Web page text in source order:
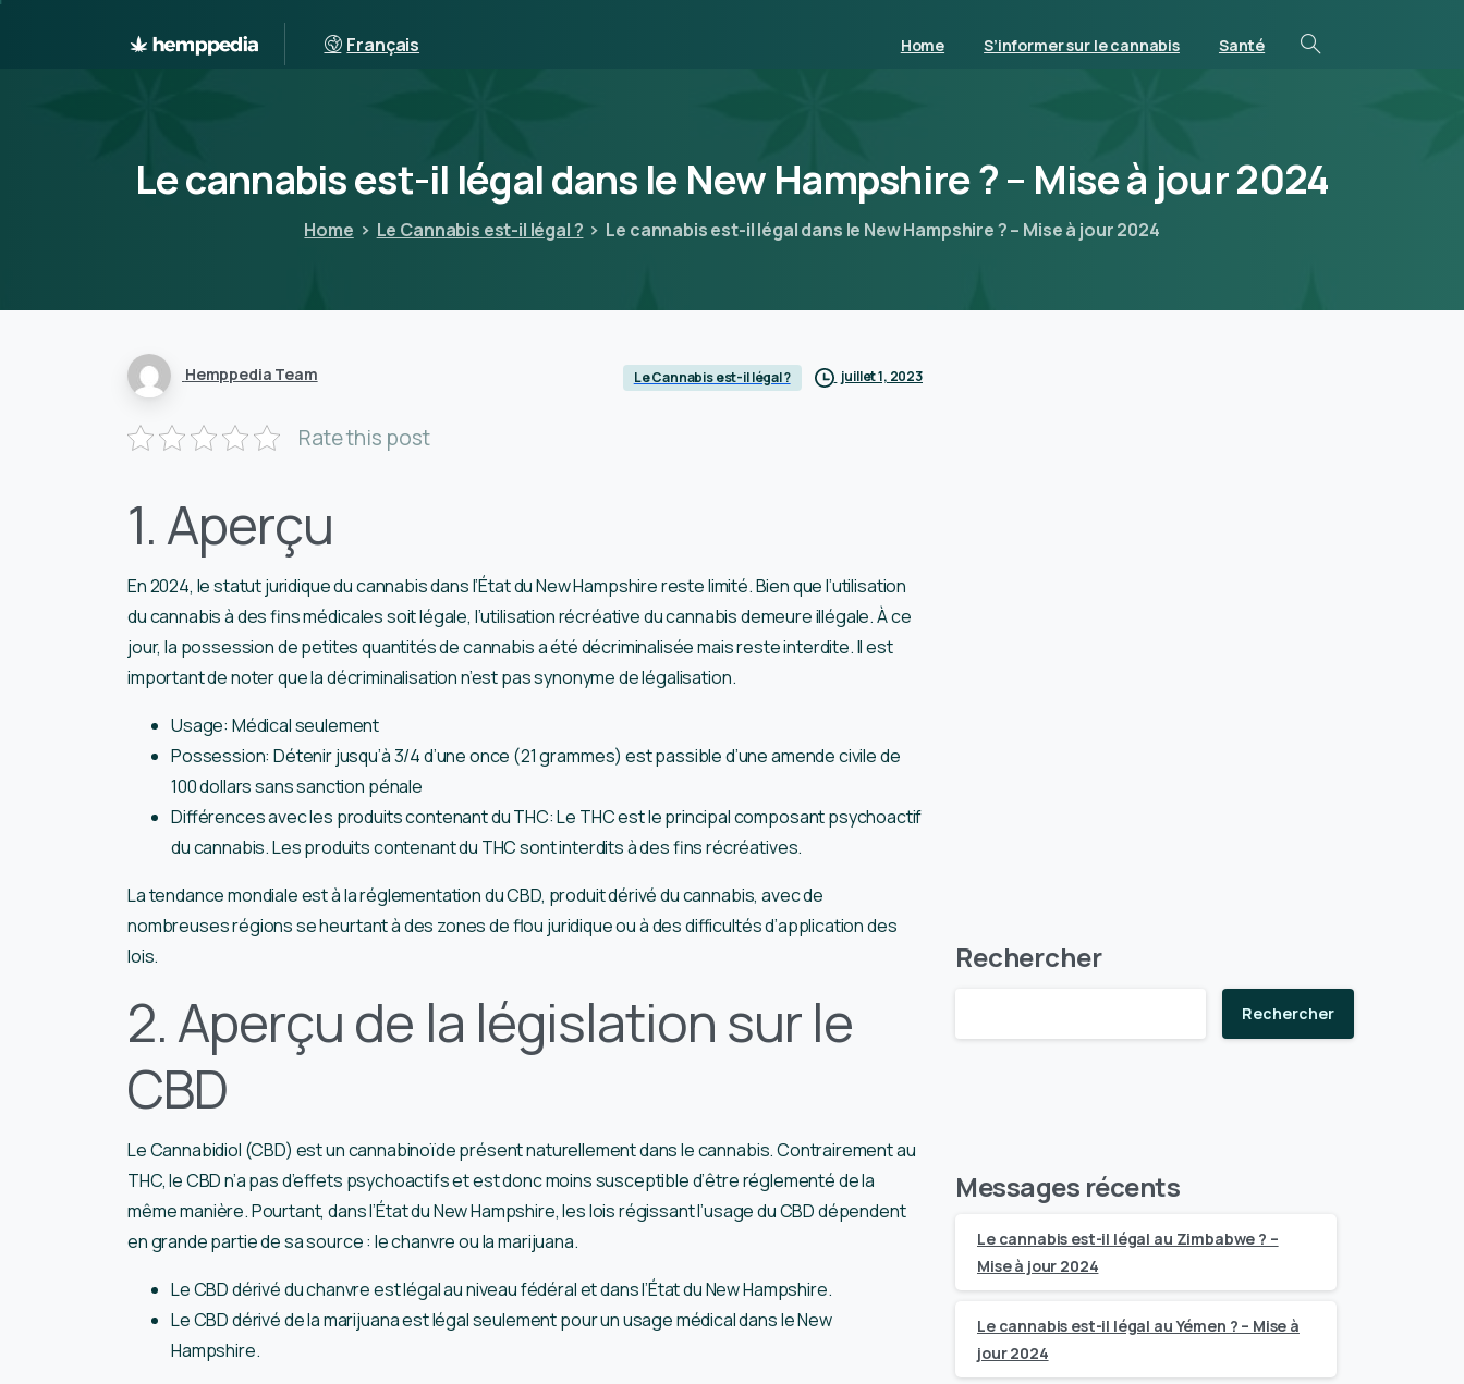
Français Home S’informer sur le cannabis Santé
Lecannabisest-il légaldans le New Hampshire?– Miseà jour2024
Home Le Cannabis est-il légal ? Le cannabis est-il légal dans le New Hampshire ? – Mise à jour 2024
Hemppedia Team Le Cannabis est-il légal ? juillet 1, 2023
Rate this post
1. Aperçu
En 2024, le statut juridique du cannabis dans l’État du New Hampshire reste limité. Bien que l’utilisation
du cannabis à des fins médicales soit légale, l’utilisation récréative du cannabis demeure illégale. À ce
jour, la possession de petites quantités de cannabis a été décriminalisée mais reste interdite. Il est
important de noter que la décriminalisation n’est pas synonyme de légalisation.
Usage: Médical seulement
Possession: Détenir jusqu’à 3/4 d’une once (21 grammes) est passible d’une amende civile de
100 dollars sans sanction pénale
Différences avec les produits contenant du THC: Le THC est le principal composant psychoactif
du cannabis. Les produits contenant du THC sont interdits à des fins récréatives.
La tendance mondiale est à la réglementation du CBD, produit dérivé du cannabis, avec de
nombreuses régions se heurtant à des zones de flou juridique ou à des difficultés d’application des
lois.
2. Aperçu de la législation sur le
CBD
Le Cannabidiol (CBD) est un cannabinoïde présent naturellement dans le cannabis. Contrairement au
THC, le CBD n’a pas d’effets psychoactifs et est donc moins susceptible d’être réglementé de la
même manière. Pourtant, dans l’État du New Hampshire, les lois régissant l’usage du CBD dépendent
en grande partie de sa source : le chanvre ou la marijuana.
Le CBD dérivé du chanvre est légal au niveau fédéral et dans l’État du New Hampshire.
Le CBD dérivé de la marijuana est légal seulement pour un usage médical dans le New
Hampshire.
Rechercher
Rechercher
Messages récents
Le cannabis est-il légal au Zimbabwe ? –
Mise à jour 2024
Le cannabis est-il légal au Yémen ? – Mise à
jour 2024